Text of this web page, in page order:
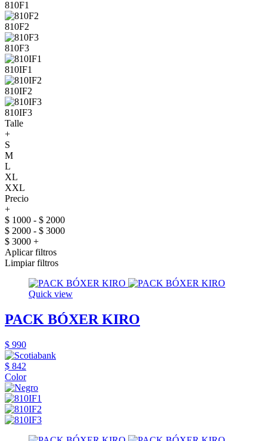
810F1
810F2
810F3
810IF1
810IF2
810IF3
Talle
+
S
M
L
XL
XXL
Precio
+
$ 1000 - $ 2000
$ 2000 - $ 3000
$ 3000 +
Aplicar filtros
Limpiar filtros
Quick view
PACK BÓXER KIRO
$ 990
$ 842
Color